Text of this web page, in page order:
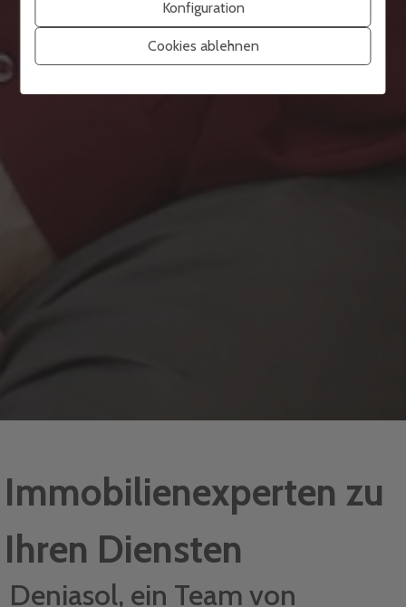
Immobilienexperten zu
Ihren Diensten
Deniasol, ein Team von
Konfiguration
Cookies ablehnen